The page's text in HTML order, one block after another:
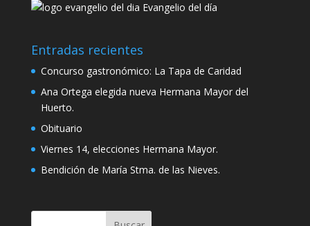
Evangelio del día
Entradas recientes
Concurso gastronómico: La Tapa de Caridad
Ana Ortega elegida nueva Hermana Mayor del
Huerto.
Obituario
Viernes 14, elecciones Hermana Mayor.
Bendición de María Stma. de las Nieves.